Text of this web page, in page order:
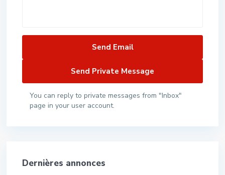
You can reply to private messages from "Inbox"
page in your user account.
Dernières annonces